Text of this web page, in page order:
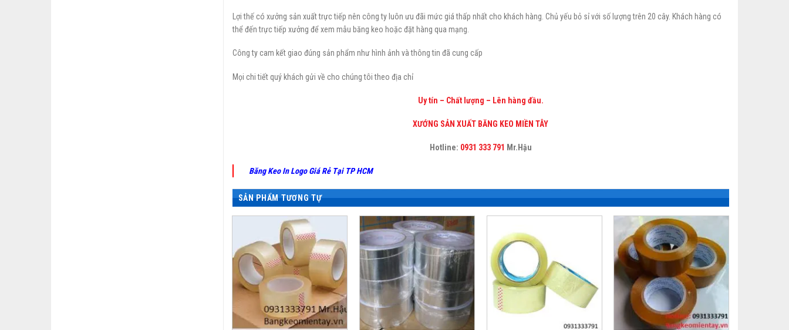
Lợi thế có xưởng sản xuất trực tiếp nên công ty luôn ưu đãi mức giá thấp nhất cho khách hàng. Chủ yếu bỏ sỉ với số lượng trên 20 cây. Khách hàng có
thể đến trực tiếp xưởng để xem mẫu băng keo hoặc đặt hàng qua mạng.
Công ty cam kết giao đúng sản phẩm như hình ảnh và thông tin đã cung cấp
Mọi chi tiết quý khách gửi về cho chúng tôi theo địa chỉ
Uy tín – Chất lượng – Lên hàng đầu.
XƯỚNG SẢN XUẤT BĂNG KEO MIỀN TÂY
Hotline: 0931 333 791 Mr.Hậu
Băng Keo In Logo Giá Rẻ Tại TP HCM
SẢN PHẨM TƯƠNG TỰ